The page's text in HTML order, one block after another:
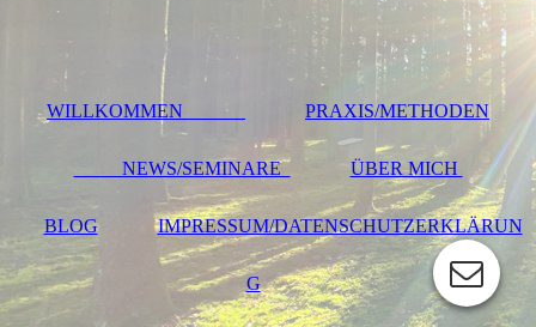
WILLKOMMEN PRAXIS/METHODEN
NEWS/SEMINARE ÜBER MICH
BLOG IMPRESSUM/DATENSCHUTZERKLÄRUN
G